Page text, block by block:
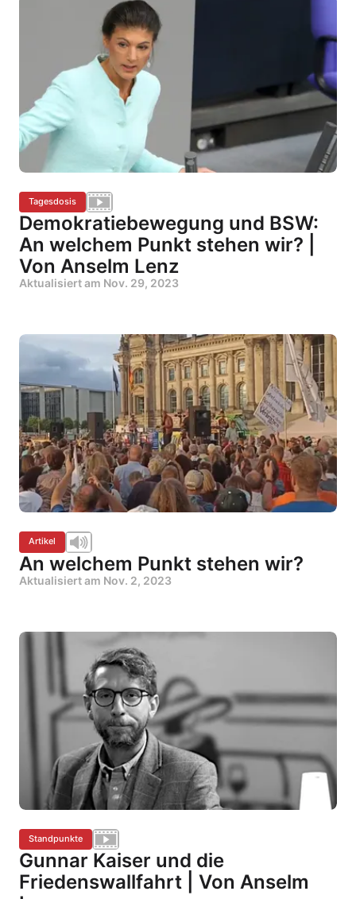
Tagesdosis
Demokratiebewegung und BSW:
An welchem Punkt stehen wir? |
Von Anselm Lenz
Aktualisiert am Nov. 29, 2023
Artikel
An welchem Punkt stehen wir?
Aktualisiert am Nov. 2, 2023
Standpunkte
Gunnar Kaiser und die
Friedenswallfahrt | Von Anselm